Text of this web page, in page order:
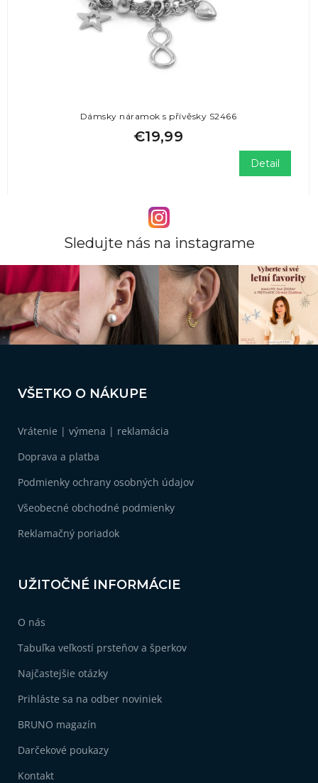
Dámsky náramok s přívěsky S2466
€19,99
Detail
Sledujte nás na instagrame
VŠETKO O NÁKUPE
Vrátenie | výmena | reklamácia
Doprava a platba
Podmienky ochrany osobných údajov
Všeobecné obchodné podmienky
Reklamačný poriadok
UŽITOČNÉ INFORMÁCIE
O nás
Tabuľka veľkostí prsteňov a šperkov
Najčastejšie otázky
Prihláste sa na odber noviniek
BRUNO magazín
Darčekové poukazy
Kontakt